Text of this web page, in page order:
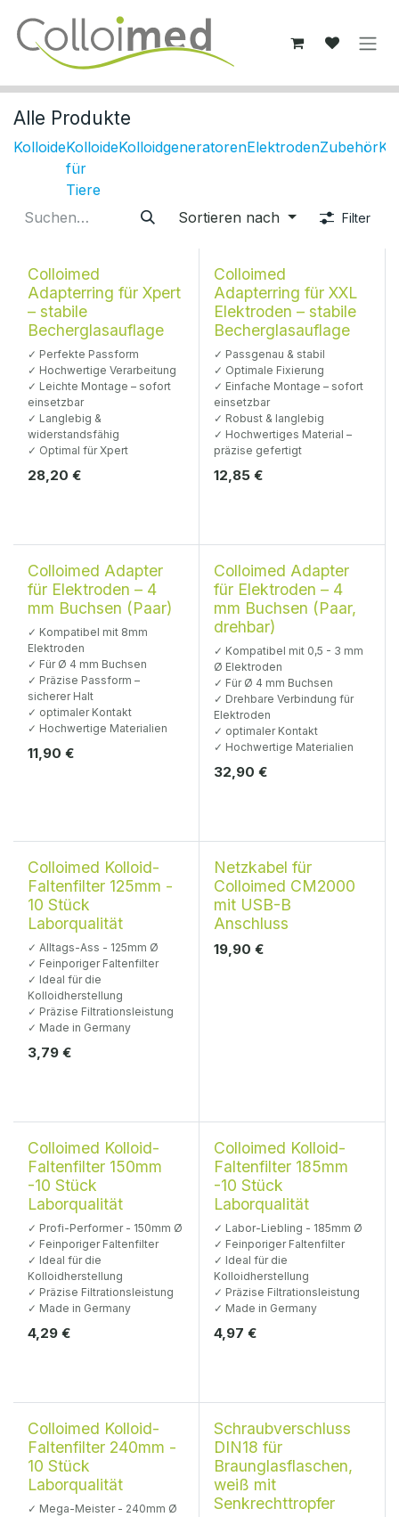
Alle Produkte
KolloideKolloide
für
Tiere
KolloidgeneratorenElektrodenZubehör
Sortieren nach Filter
Xpert
Colloimed
Adapterring für Xpert
– stabile
Becherglasauflage
✓ Perfekte Passform
✓ Hochwertige Verarbeitung
✓ Leichte Montage – sofort
einsetzbar
✓ Langlebig &
widerstandsfähig
✓ Optimal für Xpert
28,20 €
Colloimed
Adapterring für XXL
Elektroden – stabile
Becherglasauflage
✓ Passgenau & stabil
✓ Optimale Fixierung
✓ Einfache Montage – sofort
einsetzbar
✓ Robust & langlebig
✓ Hochwertiges Material –
präzise gefertigt
12,85€
Ø 4 mm
Colloimed Adapter
für Elektroden – 4
mm Buchsen (Paar)
✓ Kompatibel mit 8mm
Elektroden
✓ Für Ø 4 mm Buchsen
✓ Präzise Passform –
sicherer Halt
✓ optimaler Kontakt
✓ Hochwertige Materialien
11,90 €
Ø 4 mm
Colloimed Adapter
für Elektroden – 4
mm Buchsen (Paar,
drehbar)
✓ Kompatibel mit 0,5 - 3 mm
Ø Elektroden
✓ Für Ø 4 mm Buchsen
✓ Drehbare Verbindung für
Elektroden
✓ optimaler Kontakt
✓ Hochwertige Materialien
32,90 €
Meist gekaufter
Colloimed Kolloid-
Faltenfilter 125mm -
10 Stück
Laborqualität
✓ Alltags-Ass - 125mm Ø
✓ Feinporiger Faltenfilter
✓ Ideal für die
Kolloidherstellung
✓ Präzise Filtrationsleistung
✓ Made in Germany
3,79 €
Netzkabel für
Colloimed CM2000
mit USB-B
Anschluss
19,90 €
Colloimed Kolloid-
Faltenfilter 150mm
-10 Stück
Laborqualität
✓ Profi-Performer - 150mm Ø
✓ Feinporiger Faltenfilter
✓ Ideal für die
Kolloidherstellung
✓ Präzise Filtrationsleistung
✓ Made in Germany
4,29 €
Colloimed Kolloid-
Faltenfilter 185mm
-10 Stück
Laborqualität
✓ Labor-Liebling - 185mm Ø
✓ Feinporiger Faltenfilter
✓ Ideal für die
Kolloidherstellung
✓ Präzise Filtrationsleistung
✓ Made in Germany
4,97 €
Colloimed Kolloid-
Faltenfilter 240mm -
10 Stück
Laborqualität
✓ Mega-Meister - 240mm Ø
Schraubverschluss
DIN18 für
Braunglasflaschen,
weiß mit
Senkrechttropfer